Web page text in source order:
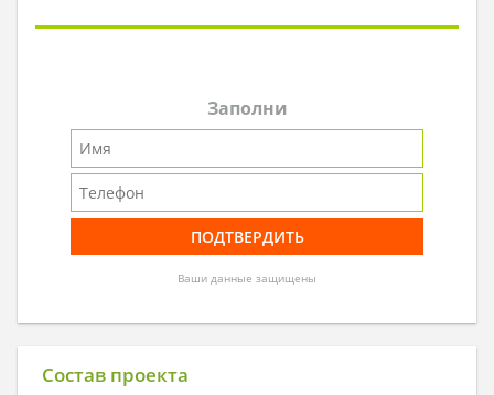
Заполни
Ваши данные защищены
Состав проекта